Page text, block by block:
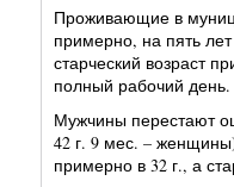
Проживающие в
примерно, на пять
старческий возраст
полный рабочий день.
Мужчины перестают
42 г. 9 мес. –
примерно в 32 г., а